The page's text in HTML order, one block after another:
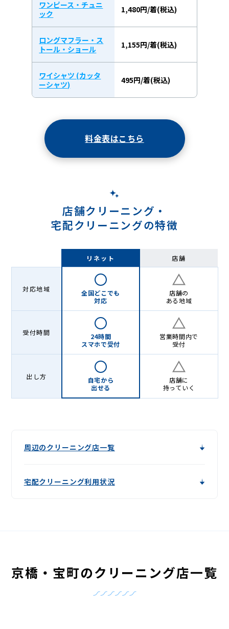
ワンピース・チュニ
ック
1,480円/着(税込)
ロングマフラー・ス
トール・ショール
1,155円/着(税込)
ワイシャツ (カッタ
ーシャツ)
495円/着(税込)
料金表はこちら
店舗クリーニング・
宅配クリーニングの特徴
リネット 店舗
対応地域
全国どこでも
対応
店舗の
ある地域
受付時間
24時間
スマホで受付
営業時間内で
受付
出し方
自宅から
出せる
店舗に
持っていく
周辺のクリーニング店一覧
宅配クリーニング利用状況
京橋・宝町のクリーニング店一覧